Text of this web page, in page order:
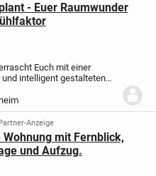
- Euer Raumwunder
Euch mit einer
intelligent gestalteten
würde. Über 163 m²
dank des
Grundrisses...
Partner-Anzeige
mit Fernblick,
und Aufzug.